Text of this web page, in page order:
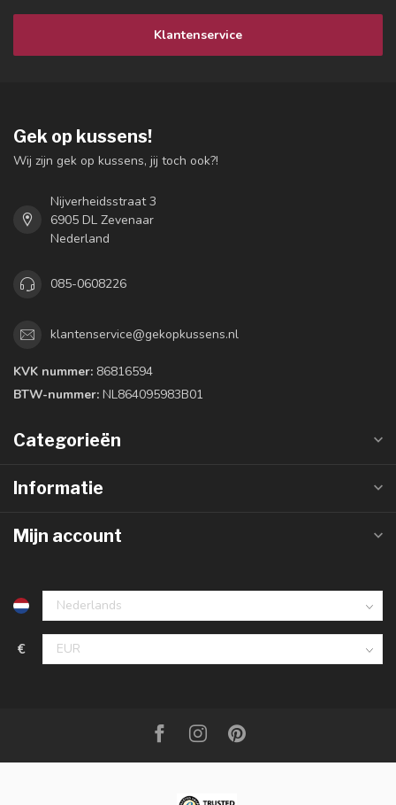
Klantenservice
Gek op kussens!
Wij zijn gek op kussens, jij toch ook?!
Nijverheidsstraat 3
6905 DL Zevenaar
Nederland
085-0608226
klantenservice@gekopkussens.nl
KVK nummer: 86816594
BTW-nummer: NL864095983B01
Categorieën
Informatie
Mijn account
€